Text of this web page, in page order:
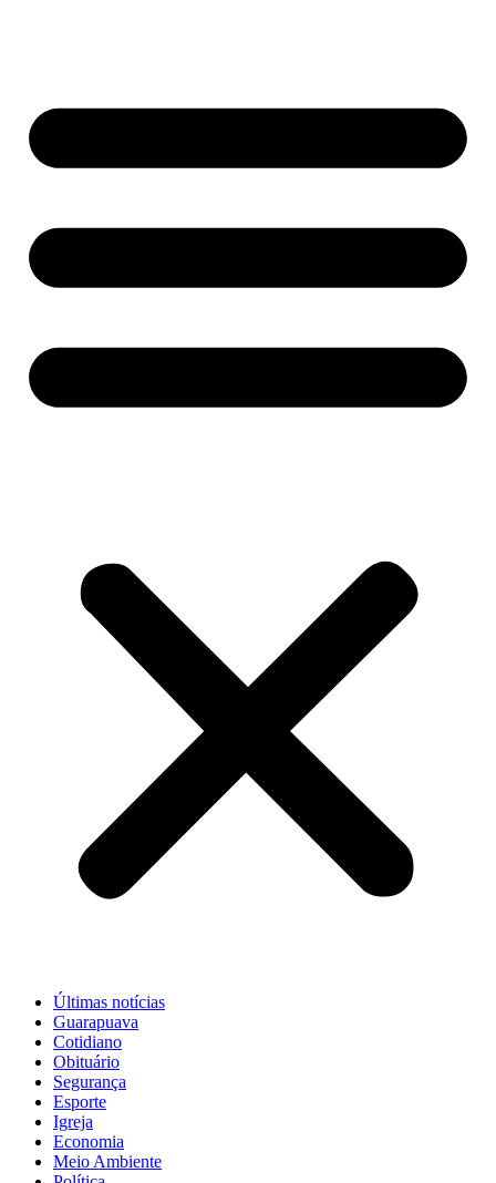
Últimas notícias
Guarapuava
Cotidiano
Obituário
Segurança
Esporte
Igreja
Economia
Meio Ambiente